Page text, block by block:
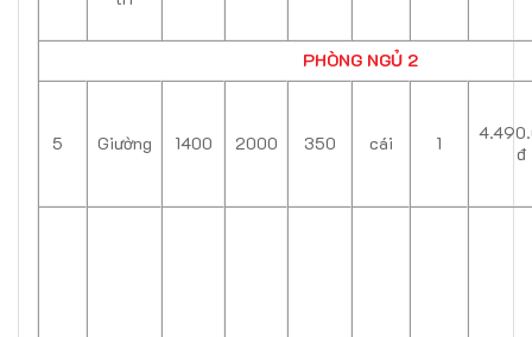
PHÒNG NGỦ 2
5 Giường 1400 2000 350 cái 1
đ